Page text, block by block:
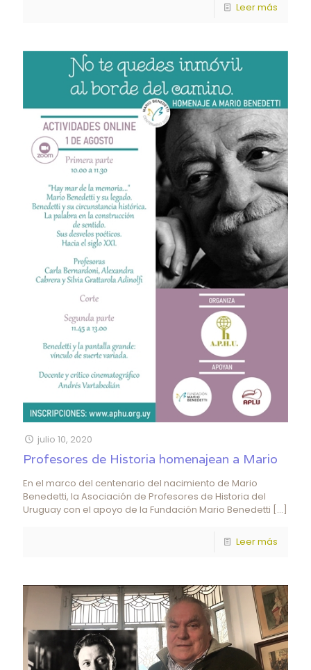
Leer más
julio 10, 2020
Profesores de Historia homenajean a Mario
En el marco del centenario del nacimiento de Mario
Benedetti, la Asociación de Profesores de Historia del
Uruguay con el apoyo de la Fundación Mario Benedetti […]
Leer más